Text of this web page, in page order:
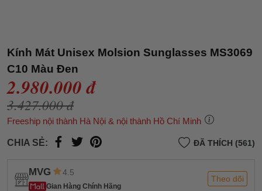
Kính Mát Unisex Molsion Sunglasses MS3069
C10 Màu Đen
2.980.000 đ
3.427.000 đ
Freeship nội thành Hà Nội & nội thành Hồ Chí Minh
CHIA SẺ: ĐÃ THÍCH (561)
MVG 4.5
Gian Hàng Chính Hãng
Theo dõi